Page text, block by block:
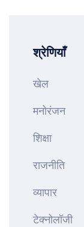
श्रेणियाँ
खेल
मनोरंजन
शिक्षा
राजनीति
व्यापार
टेक्नोलॉजी